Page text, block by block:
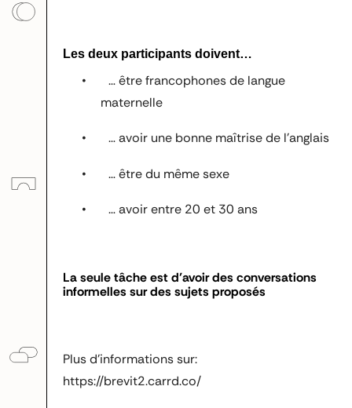
Les deux participants doivent…
• … êtrefrancophones de langue
maternelle
• … avoir une bonne maîtrise de l’anglais
• … être du même sexe
• … avoir entre 20 et 30 ans
La seule tâche est d’avoir des conversations
informelles sur des sujets proposés
Plus d’informations sur:
https://brevit2.carrd.co/